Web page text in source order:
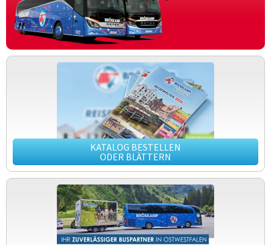
KATALOG BESTELLEN
ODER BLÄTTERN